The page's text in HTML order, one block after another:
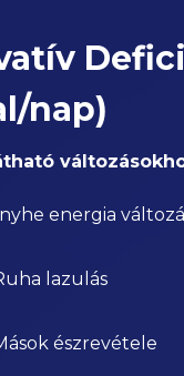
nap)
energia
lazulás
észrevétele